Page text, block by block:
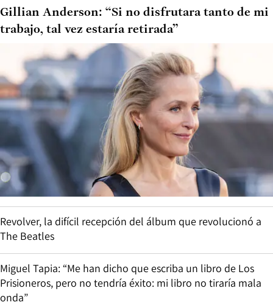
Gillian Anderson: “Si no disfrutara tanto de mi
trabajo, tal vez estaría retirada”
Revolver, la difícil recepción del álbum que revolucionó a
The Beatles
Miguel Tapia: “Me han dicho que escriba un libro de Los
Prisioneros, pero no tendría éxito: mi libro no tiraría mala
onda”